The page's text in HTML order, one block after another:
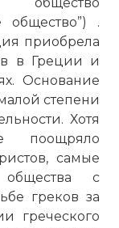
общество”) .
приобрела
в Греции и
Основание
степени
Хотя
поощряло
самые
с
греков за
греческого